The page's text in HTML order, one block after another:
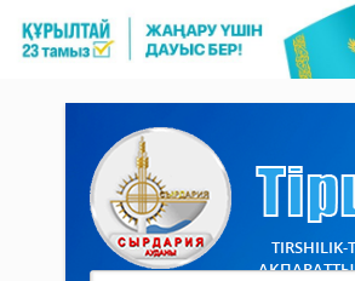
TIRSHILIK-